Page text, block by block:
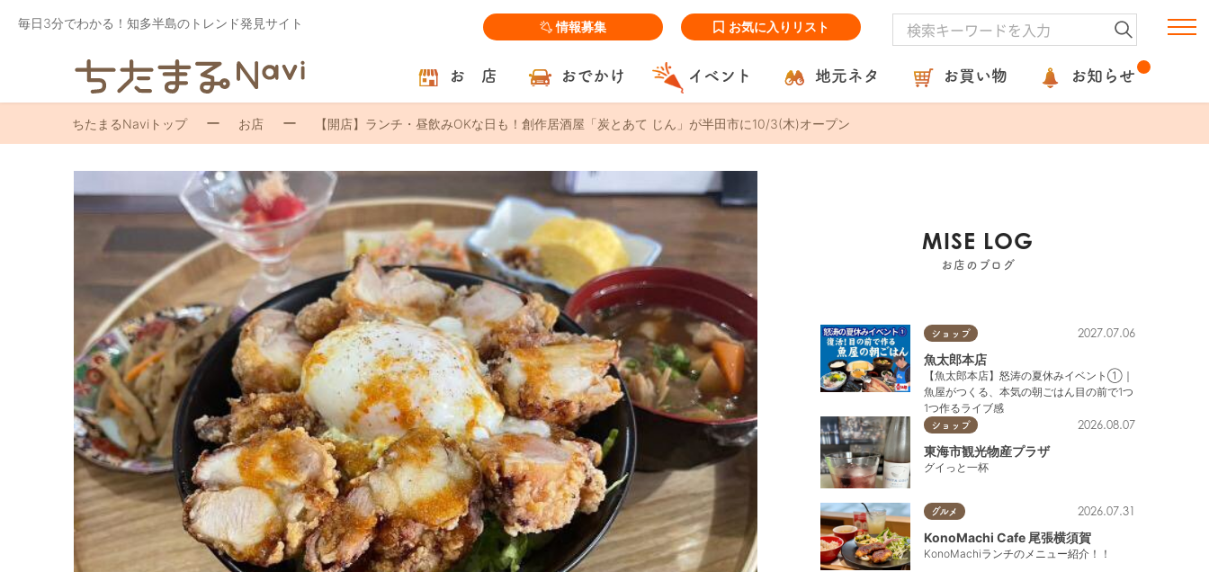
毎日3分でわかる！知多半島のトレンド発見サイト 情報募集 お気に入りリスト
お 店 おでかけ イベント 地元ネタ お買い物 お知らせ
ちたまるNaviトップ お店 【開店】ランチ・昼飲みOKな日も！創作居酒屋「炭とあて じん」が半田市に10/3(木)オープン
MISE LOG
お店のブログ
ショップ 2027.07.06
魚太郎本店
【魚太郎本店】怒涛の夏休みイベント①｜
魚屋がつくる、本気の朝ごはん目の前で1つ
1つ作るライブ感
ショップ 2026.08.07
東海市観光物産プラザ
グイっと一杯
グルメ 2026.07.31
KonoMachi Cafe 尾張横須賀
KonoMachiランチのメニュー紹介！！